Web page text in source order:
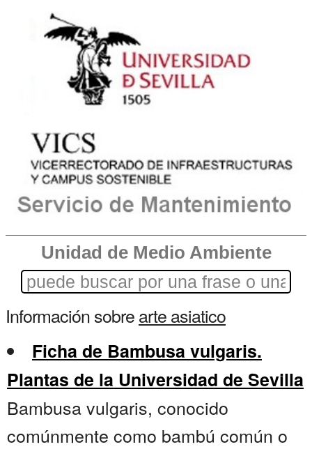
Unidad de Medio Ambiente
Información sobrearte asiatico
Ficha de Bambusa vulgaris.
Plantas de la Universidad de Sevilla
Bambusa vulgaris, conocido
comúnmente como bambú común o